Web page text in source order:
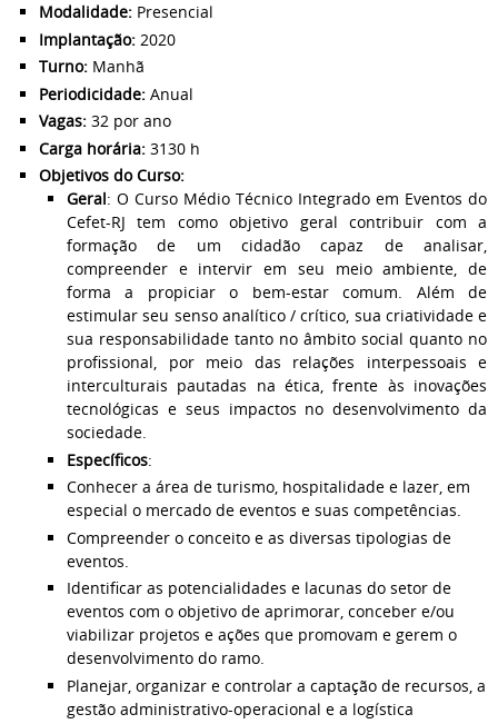
Modalidade: Presencial
Implantação: 2020
Turno: Manhã
Periodicidade: Anual
Vagas: 32 por ano
Carga horária: 3130 h
Objetivos do Curso:
Geral: O Curso Médio Técnico Integrado em Eventos do
Cefet-RJ tem como objetivo geral contribuir com a
formação de um cidadão capaz de analisar,
compreender e intervir em seu meio ambiente, de
forma a propiciar o bem-estar comum. Além de
estimular seu senso analítico / crítico, sua criatividade e
sua responsabilidade tanto no âmbito social quanto no
profissional, por meio das relações interpessoais e
interculturais pautadas na ética, frente às inovações
tecnológicas e seus impactos no desenvolvimento da
sociedade.
Específicos:
Conhecer a área de turismo, hospitalidade e lazer, em
especial o mercado de eventos e suas competências.
Compreender o conceito e as diversas tipologias de
eventos.
Identificar as potencialidades e lacunas do setor de
eventos com o objetivo de aprimorar, conceber e/ou
viabilizar projetos e ações que promovam e gerem o
desenvolvimento do ramo.
Planejar, organizar e controlar a captação de recursos, a
gestão administrativo-operacional e a logística